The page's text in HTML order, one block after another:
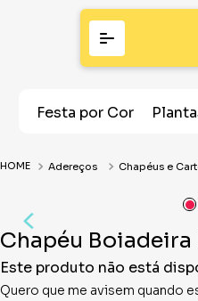
Festa por Cor
Adereços Chapéus e
Chapéu Boiadeira
Este produto não está
Quero que me avisem quando